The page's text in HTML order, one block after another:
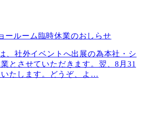
ルーム臨時休業のおしらせ
、社外イベントへ出展の為本社・シ
とさせていただきます。翌、8月31
たします。どうぞ、よ …